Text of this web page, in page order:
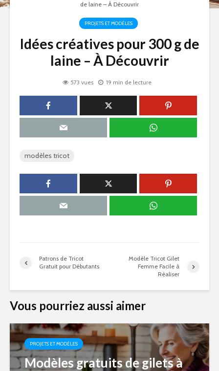
de laine – À Découvrir
PROJETS ET MODÈLES
Idées créatives pour 300 g de
laine – À Découvrir
573 vues 19 min de lecture
modèles tricot
Patrons de Tricot
Gratuit pour Débutants
Modèle Tricot Gilet
Femme Facile à
Réaliser
Vous pourriez aussi aimer
PROJETS ET MODÈLES
Modèles gratuits de gilets à